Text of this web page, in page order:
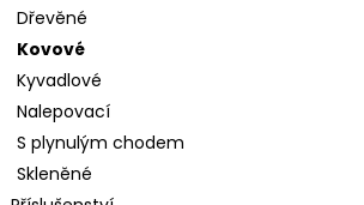
Dřevěné
Kovové
Kyvadlové
Nalepovací
S plynulým chodem
Skleněné